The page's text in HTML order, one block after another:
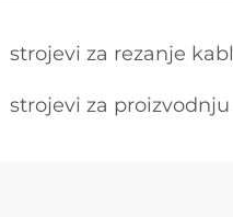
strojevi za rezanje
strojevi za